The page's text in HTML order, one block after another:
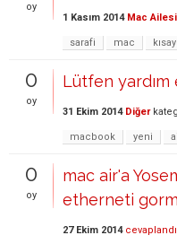
oy
1 Kasım 2014 Mac Ailesi
sarafi mac
0
oy
Lütfen yardım
31 Ekim 2014 Diğer
macbook yeni
0
oy
mac air'a
etherneti
27 Ekim 2014 cevaplandı